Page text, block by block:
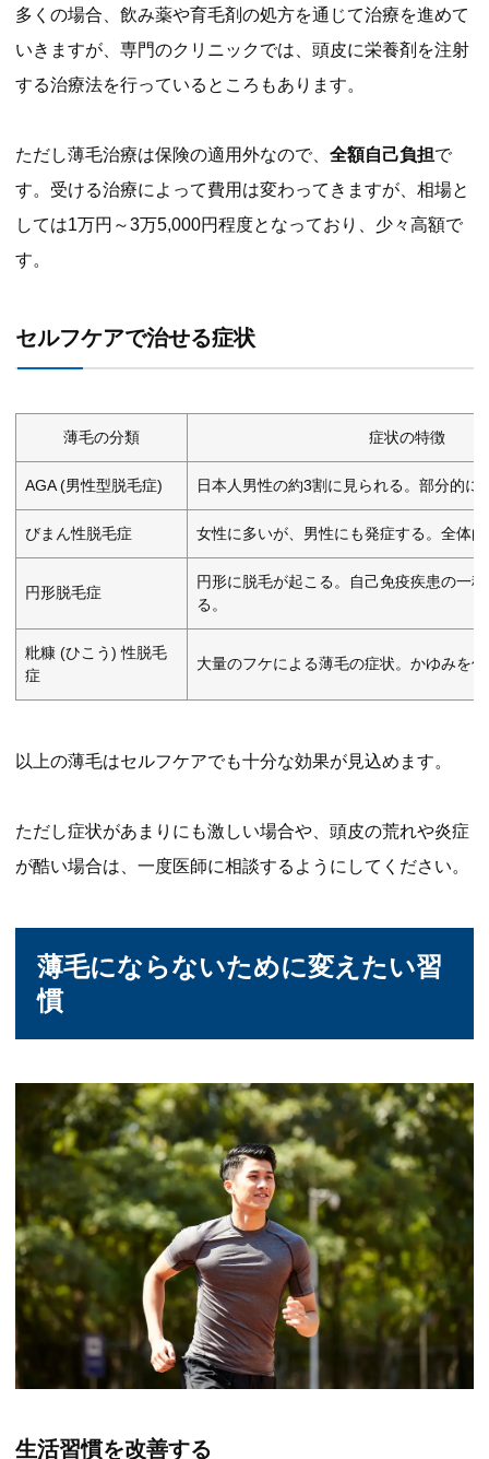
多くの場合、飲み薬や育毛剤の処方を通じて治療を進めて
いきますが、専門のクリニックでは、頭皮に栄養剤を注射
する治療法を行っているところもあります。
ただし薄毛治療は保険の適用外なので、 全額自己負担で
す。受ける治療によって費用は変わってきますが、相場と
しては1万円～3万5,000円程度となっており、少々高額で
す。
セルフケアで治せる症状
薄毛の分類 症状の特徴
AGA (男性型脱毛症) 日本人男性の約3割に見られる。部分的に
びまん性脱毛症 女性に多いが、男性にも発症する。全体
円形脱毛症
円形に脱毛が起こる。自己免疫疾患の一
る。
粃糠 (ひこう) 性脱毛
症
大量のフケによる薄毛の症状。かゆみを
以上の薄毛はセルフケアでも十分な効果が見込めます。
ただし症状があまりにも激しい場合や、頭皮の荒れや炎症
が酷い場合は、一度医師に相談するようにしてください。
薄毛にならないために変えたい習
慣
生活習慣を改善する